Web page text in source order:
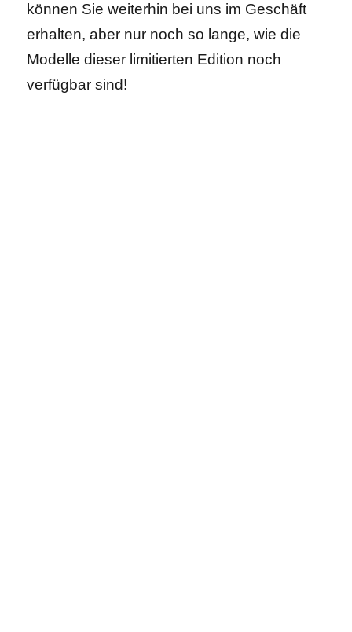
können Sie weiterhin bei uns im Geschäft
erhalten, aber nur noch so lange, wie die
Modelle dieser limitierten Edition noch
verfügbar sind!